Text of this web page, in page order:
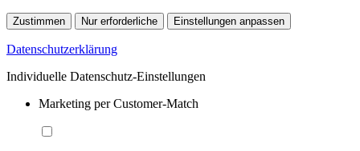
Zustimmen Nur erforderliche Einstellungen anpassen
Datenschutzerklärung
Individuelle Datenschutz-Einstellungen
Marketing per Customer-Match